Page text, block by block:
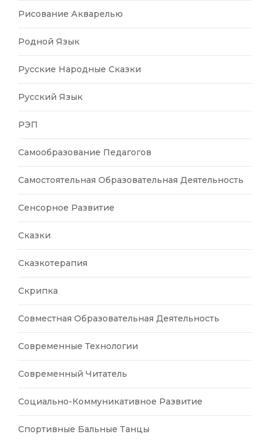
Рисование Акварелью
Родной Язык
Русские Народные Сказки
Русский Язык
РЭП
Самообразование Педагогов
Самостоятельная Образовательная Деятельность
Сенсорное Развитие
Сказки
Сказкотерапия
Скрипка
Совместная Образовательная Деятельность
Современные Технологии
Современный Читатель
Социально-Коммуникативное Развитие
Спортивные Бальные Танцы